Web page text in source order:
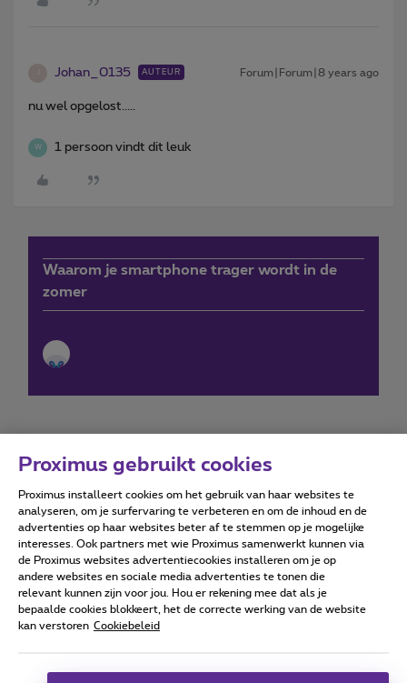
Johan_0135 AUTEUR Forum|Forum|8 years ago
nu wel opgelost.....
W 1 persoon vindt dit leuk
Waarom je smartphone trager wordt in de
zomer
Forumvoorwaarden Accessibility statement
Alle rechten voorbehouden. © Proximus
Algemene voorwaarden, consumenteninfo
Proximus gebruikt cookies
Proximus installeert cookies om het gebruik van haar websites te
analyseren, om je surfervaring te verbeteren en om de inhoud en de
advertenties op haar websites beter af te stemmen op je mogelijke
interesses. Ook partners met wie Proximus samenwerkt kunnen via
de Proximus websites advertentiecookies installeren om je op
andere websites en sociale media advertenties te tonen die
relevant kunnen zijn voor jou. Hou er rekening mee dat als je
bepaalde cookies blokkeert, het de correcte werking van de website
kan verstoren Cookiebeleid